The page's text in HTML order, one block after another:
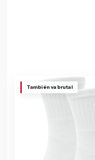
También va brutal